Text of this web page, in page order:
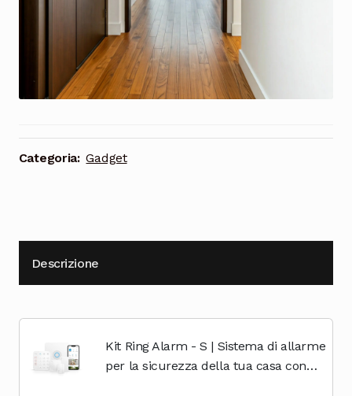
Categoria: Gadget
Descrizione
Kit Ring Alarm - S | Sistema di allarme
per la sicurezza della tua casa con